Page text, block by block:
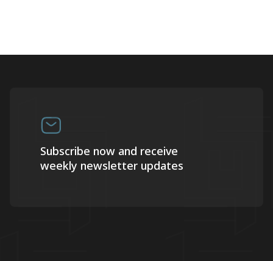
Subscribe now and receive
weekly newsletter updates